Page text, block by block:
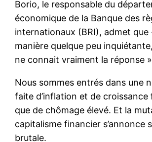
Borio, le responsable du
économique de la Banque des
internationaux (BRI), admet que
manière quelque peu
ne connait vraiment la réponse
Nous sommes entrés dans une
faite d’inflation et de croissance
que de chômage élevé. Et la
capitalisme financier s’annonce
brutale.